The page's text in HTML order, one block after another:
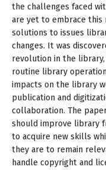
the challenges faced
are yet to embrace this
solutions to issues
changes. It was
revolution in the
routine library
impacts on the library
publication and
collaboration. The
should improve library
to acquire new skills
they are to remain
handle copyright and